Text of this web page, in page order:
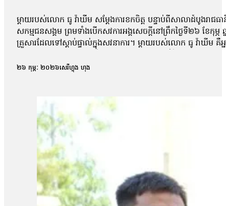
ម្ដាយរបស់លោក ធូ វ៉ាឃីម សម្ដែងការខកចិត្ត បន្ទាប់ពីសាលាដំបូ
សកម្មជនសង្គម ព្រមទាំងបើកសវការអង្គសេចក្ដីនៅព្រឹកថ្ងៃទី២៦ ខែ
គ្រួសារដែលទៅស្ដាប់ផ្ទាល់ក្នុងសវនាការ។ ម្ដាយរបស់លោក ធូ វ៉ាឃីម
ស្រាប់តែមកទៅមុខទៀត»។ អ្នកស្រីបន្ថែមថា៖ «ទទួលយកមិនបានទេ
លោកមេធាវីថា នៅក្នុងសវនាការអង្គសេចក្ដីមានការសួរដេញដោល
ហើយគាត់គ្មានចេតនាញុះញង់ឡើយ។ លោកបន្ថែមថា៖ «យើងយល់ថា
ក៏គេបានកំណត់។ អ៊ីចឹងរដ្ឋធម្មនុញ្ញមាត្រា៤១ជាការបញ្ចេញមតិធ្វើ
ដែលបានចូលអង្កេតសវនាការ កញ្ញា ហេង គឹមសួ យល់ថាការចោទល
បញ្ចេញមតិ មនុស្សគ្រប់គ្នាគឺមានសិទ្ធិបញ្ចេញមតិតាមអីដែលខ្លួនគិត ហ
ខុសច្បាប់ អ៊ីចឹងសិទ្ធិបញ្ចេញមតិនៅក្នុងប្រទេសកម្ពុជាវាត្រូវបានរឹត
បើសិនបើការបញ្ចេញមតិនៅក្នុងប្រទេសកម្ពុជាតែងតែមានការរឹតត្បិ
លោក ធូ វ៉ាឃីម ដែលជាសកម្មជនសង្គម និងជាអតីតព្រះសង្ឃ បន្ទាប់
ពន្ធនាគារ ខេត្តពោធិ៍សាត់៕
២៦ កុម្ភៈ ២០២៦សេរីហ្វុង ហុង